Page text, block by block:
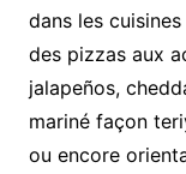
dans les
des pizzas aux
jalapeños,
mariné façon
ou encore